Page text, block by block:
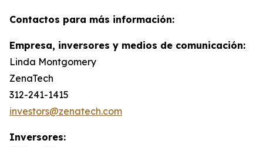
Contactos para más información:
Empresa, inversores y medios de comunicación:
Linda Montgomery
ZenaTech
312-241-1415
investors@zenatech.com
Inversores: